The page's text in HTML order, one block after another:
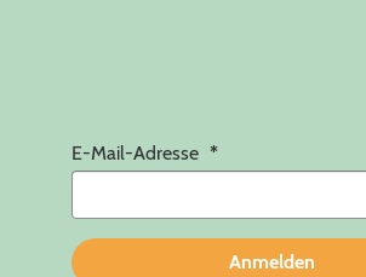
E-Mail-Adresse
Anmelden